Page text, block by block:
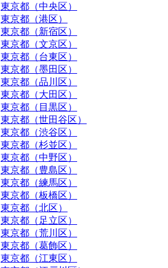
東京都（中央区）
東京都（港区）
東京都（新宿区）
東京都（文京区）
東京都（台東区）
東京都（墨田区）
東京都（品川区）
東京都（大田区）
東京都（目黒区）
東京都（世田谷区）
東京都（渋谷区）
東京都（杉並区）
東京都（中野区）
東京都（豊島区）
東京都（練馬区）
東京都（板橋区）
東京都（北区）
東京都（足立区）
東京都（荒川区）
東京都（葛飾区）
東京都（江東区）